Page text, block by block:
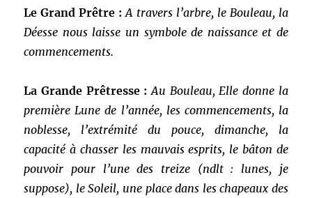
Le Grand Prêtre : A travers l’arbre, le Bouleau, la
Déesse nous laisse un symbole de naissance et de
commencements.
La Grande Prêtresse : Au Bouleau, Elle donne la
première Lune de l’année, les commencements, la
noblesse, l’extrémité du pouce, dimanche, la
capacité à chasser les mauvais esprits, le bâton de
pouvoir pour l’une des treize (ndlt : lunes, je
suppose), le Soleil, une place dans les chapeaux des